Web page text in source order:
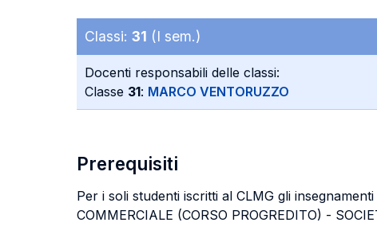
Classi: 31 (I sem.)
Docenti responsabili delle classi:
Classe 31: MARCO VENTORUZZO
Prerequisiti
Per i soli studenti iscritti al CLMG gli
COMMERCIALE (CORSO PROGREDITO) -